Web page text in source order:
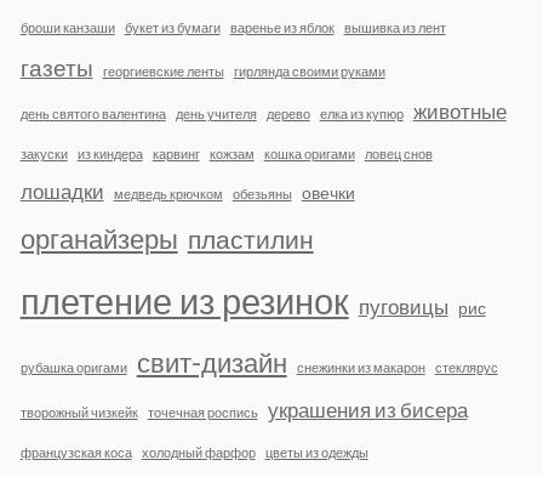
броши канзаши букет из бумаги варенье из яблок вышивка из лент
газеты георгиевские ленты гирлянда своими руками
день святого валентина день учителя дерево елка из купюр животные
закуски из киндера карвинг кожзам кошка оригами ловец снов
лошадки медведь крючком обезьяны овечки
органайзеры пластилин
плетение из резинок пуговицы рис
рубашка оригами свит-дизайн снежинки из макарон стеклярус
творожный чизкейк точечная роспись украшения из бисера
французская коса холодный фарфор цветы из одежды